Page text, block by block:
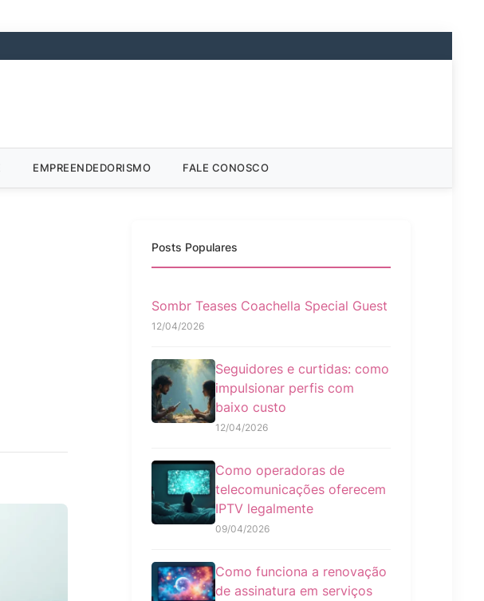
EMPREENDEDORISMO FALE CONOSCO
Posts Populares
Sombr Teases Coachella Special Guest
12/04/2026
Seguidores e curtidas: como
impulsionar perfis com
baixo custo
12/04/2026
Como operadoras de
telecomunicações oferecem
IPTV legalmente
09/04/2026
Como funciona a renovação
de assinatura em serviços